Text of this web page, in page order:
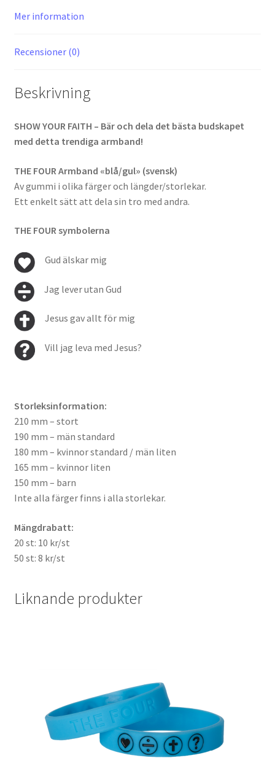
Mer information
Recensioner (0)
Beskrivning
SHOW YOUR FAITH – Bär och dela det bästa budskapet
med detta trendiga armband!
THE FOUR Armband «blå/gul» (svensk)
Av gummi i olika färger och längder/storlekar.
Ett enkelt sätt att dela sin tro med andra.
THE FOUR symbolerna
Gud älskar mig
Jag lever utan Gud
Jesus gav allt för mig
Vill jag leva med Jesus?
Storleksinformation:
210 mm – stort
190 mm – män standard
180 mm – kvinnor standard / män liten
165 mm – kvinnor liten
150 mm – barn
Inte alla färger finns i alla storlekar.
Mängdrabatt:
20 st: 10 kr/st
50 st: 8 kr/st
Liknande produkter